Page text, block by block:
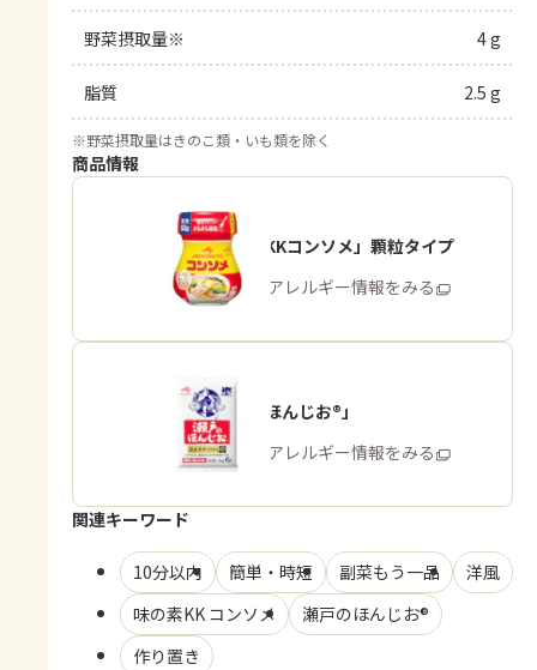
野菜摂取量※ 4 g
脂質 2.5 g
※野菜摂取量はきのこ類・いも類を除く
商品情報
「味の素KKコンソメ」顆粒タイプ
商品・アレルギー情報をみる
「瀬戸のほんじお®」
商品・アレルギー情報をみる
関連キーワード
10分以内 簡単・時短 副菜もう一品
洋風
味の素KK コンソメ
瀬戸のほんじお®
作り置き